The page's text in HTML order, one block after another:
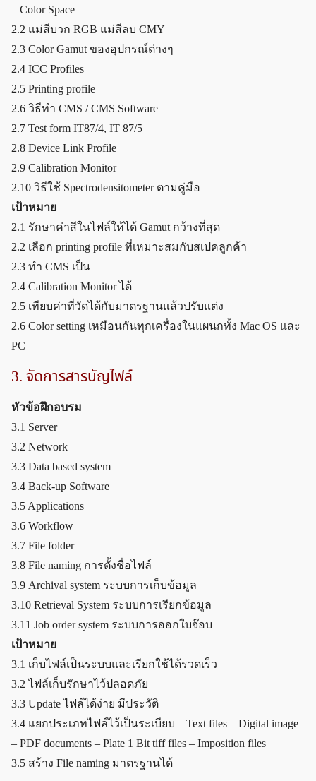
– Color Space
2.2 แม่สีบวก RGB แม่สีลบ CMY
2.3 Color Gamut ของอุปกรณ์ต่างๆ
2.4 ICC Profiles
2.5 Printing profile
2.6 วิธีทำ CMS / CMS Software
2.7 Test form IT87/4, IT 87/5
2.8 Device Link Profile
2.9 Calibration Monitor
2.10 วิธีใช้ Spectrodensitometer ตามคู่มือ
เป้าหมาย
2.1 รักษาค่าสีในไฟล์ให้ได้ Gamut กว้างที่สุด
2.2 เลือก printing profile ที่เหมาะสมกับสเปคลูกค้า
2.3 ทำ CMS เป็น
2.4 Calibration Monitor ได้
2.5 เทียบค่าที่วัดได้กับมาตรฐานแล้วปรับแต่ง
2.6 Color setting เหมือนกันทุกเครื่องในแผนกทั้ง Mac OS และ
PC
3. จัดการสารบัญไฟล์
หัวข้อฝึกอบรม
3.1 Server
3.2 Network
3.3 Data based system
3.4 Back-up Software
3.5 Applications
3.6 Workflow
3.7 File folder
3.8 File naming การตั้งชื่อไฟล์
3.9 Archival system ระบบการเก็บข้อมูล
3.10 Retrieval System ระบบการเรียกข้อมูล
3.11 Job order system ระบบการออกใบจ๊อบ
เป้าหมาย
3.1 เก็บไฟล์เป็นระบบและเรียกใช้ได้รวดเร็ว
3.2 ไฟล์เก็บรักษาไว้ปลอดภัย
3.3 Update ไฟล์ได้ง่าย มีประวัติ
3.4 แยกประเภทไฟล์ไว้เป็นระเบียบ – Text files – Digital image
– PDF documents – Plate 1 Bit tiff files – Imposition files
3.5 สร้าง File naming มาตรฐานได้